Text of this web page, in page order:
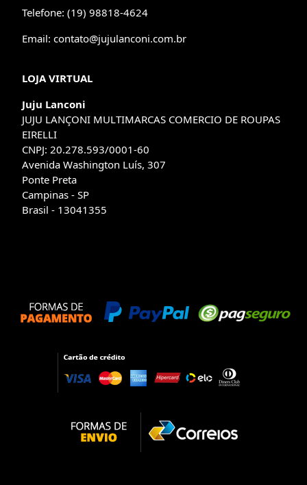
Telefone: (19) 98818-4624
Email: contato@jujulanconi.com.br
LOJA VIRTUAL
Juju Lanconi
JUJU LANÇONI MULTIMARCAS COMERCIO DE ROUPAS
EIRELLI
CNPJ: 20.278.593/0001-60
Avenida Washington Luís, 307
Ponte Preta
Campinas - SP
Brasil - 13041355